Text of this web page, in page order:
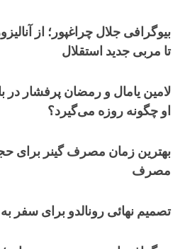
بیوگرافی جلال چراغپور؛ از
تا مربی جدید استقلال
لامین یامال و رمضان پرفشار در
او چگونه روزه می‌گیرد؟
بهترین زمان مصرف گینر برای
مصرف
تصمیم نهائی رونالدو برای سفر به